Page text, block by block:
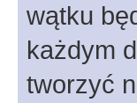
wątku
każdym
tworzyć